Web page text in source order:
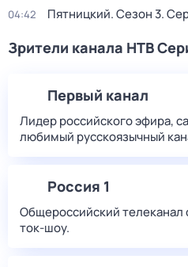
04:42 Пятницкий. Сезон 3.
Зрители канала НТВ
Первый канал
Лидер российского эфира,
любимый русскоязычный
Россия 1
Общероссийский
ток-шоу.